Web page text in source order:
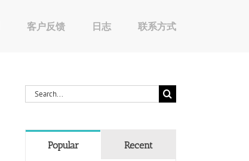
客户反馈 日志 联系方式
Search
for:
Popular Recent